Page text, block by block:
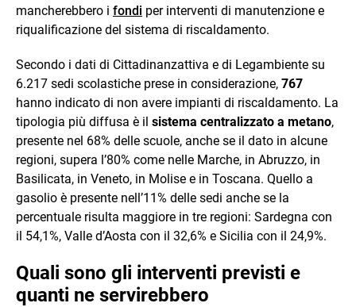
mancherebbero i fondi per interventi di manutenzione e
riqualificazione del sistema di riscaldamento.
Secondo i dati di Cittadinanzattiva e di Legambiente su
6.217 sedi scolastiche prese in considerazione, 767
hanno indicato di non avere impianti di riscaldamento. La
tipologia più diffusa è il sistema centralizzato a metano,
presente nel 68% delle scuole, anche se il dato in alcune
regioni, supera l’80% come nelle Marche, in Abruzzo, in
Basilicata, in Veneto, in Molise e in Toscana. Quello a
gasolio è presente nell’11% delle sedi anche se la
percentuale risulta maggiore in tre regioni: Sardegna con
il 54,1%, Valle d’Aosta con il 32,6% e Sicilia con il 24,9%.
Quali sono gli interventi previsti e
quanti ne servirebbero